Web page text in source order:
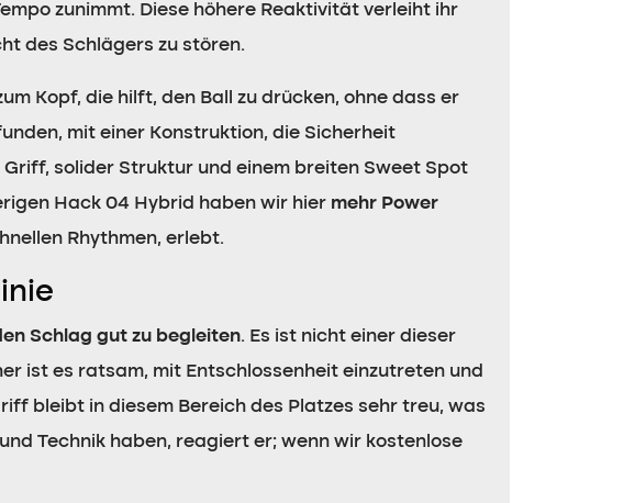
zunimmt. Diese höhere Reaktivität verleiht ihr
des Schlägers zu stören.
Kopf, die hilft, den Ball zu drücken, ohne dass er
mit einer Konstruktion, die Sicherheit
solider Struktur und einem breiten Sweet Spot
Hack 04 Hybrid haben wir hier mehr Power
Rhythmen, erlebt.
Schlag gut zu begleiten. Es ist nicht einer dieser
ist es ratsam, mit Entschlossenheit einzutreten und
bleibt in diesem Bereich des Platzes sehr treu, was
Technik haben, reagiert er; wenn wir kostenlose